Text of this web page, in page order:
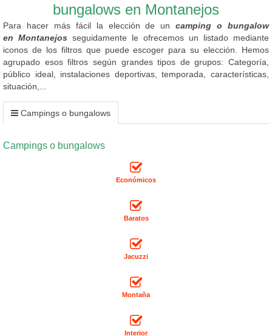
bungalows en Montanejos
Para hacer más fácil la elección de uncamping o bungalow
en Montanejos seguidamente le ofrecemos un listado mediante
iconos de los filtros que puede escoger para su elección. Hemos
agrupado esos filtros según grandes tipos de grupos: Categoría,
público ideal, instalaciones deportivas, temporada, características,
situación,...
Campings o bungalows
Campings o bungalows
Económicos
Baratos
Jacuzzi
Montaña
Interior